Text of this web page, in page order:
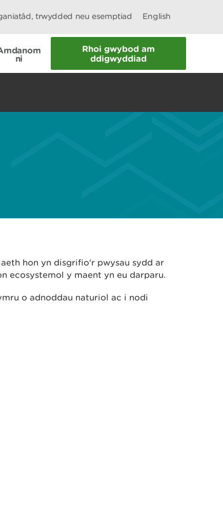
trwydded neu esemptiad English
ni
Rhoi gwybod am
ddigwyddiad
hon yn disgrifio'r pwysau sydd ar
ecosystemol y maent yn eu darparu.
o adnoddau naturiol ac i nodi